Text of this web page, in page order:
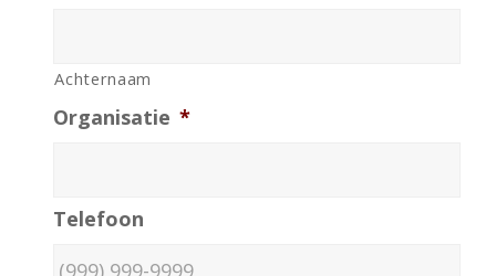
Achternaam
Organisatie *
Telefoon